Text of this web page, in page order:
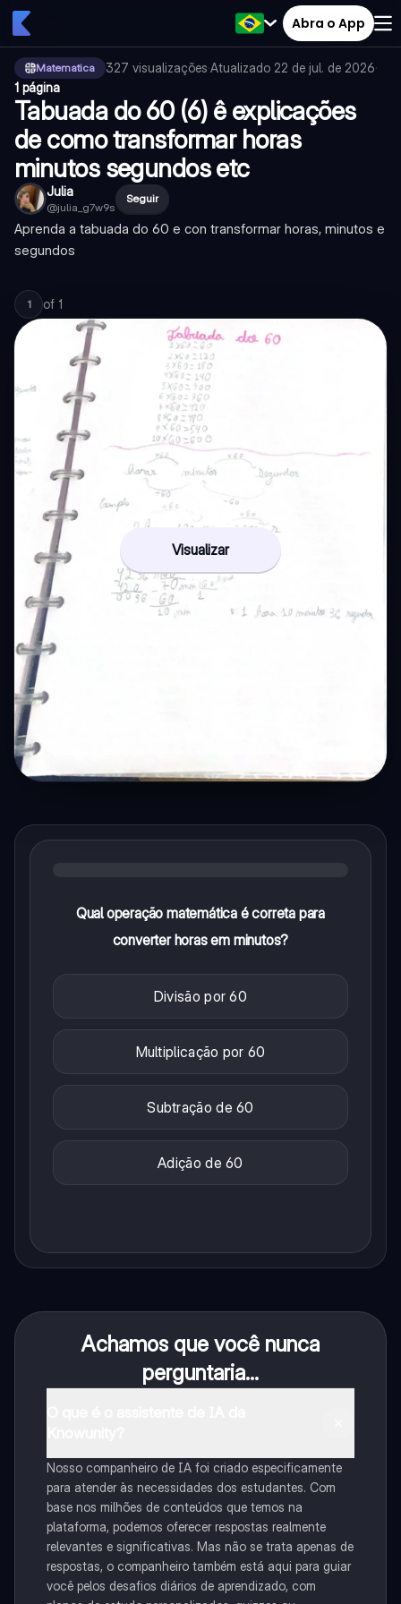
Abra o App
Matematica 327 visualizações·Atualizado 22 de jul. de 2026·
1 página
Tabuada do 60 (6) ê explicações
de como transformar horas
minutos segundos etc
Julia
@julia_g7w9s
Seguir
Aprenda a tabuada do 60 e con transformar horas, minutos e
segundos
1 of 1
Visualizar
Qual operação matemática é correta para
converter horas em minutos?
Divisão por 60
Multiplicação por 60
Subtração de 60
Adição de 60
Achamos que você nunca
perguntaria...
Nosso companheiro de IA foi criado especificamente
para atender às necessidades dos estudantes. Com
base nos milhões de conteúdos que temos na
plataforma, podemos oferecer respostas realmente
relevantes e significativas. Mas não se trata apenas de
respostas, o companheiro também está aqui para guiar
você pelos desafios diários de aprendizado, com